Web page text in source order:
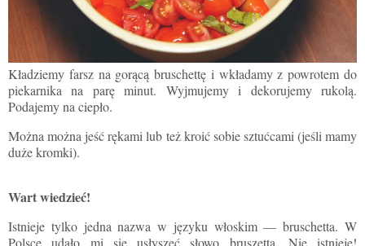
Kładziemy farsz na gorącą bruschettę i wkładamy z powrotem do
piekarnika na parę minut. Wyjmujemy i dekorujemy rukolą.
Podajemy na ciepło.
Możnamożna jeść rękami lub też kroić sobie sztućcami (jeśli mamy
duże kromki).
Wart wiedzieć!
Istnieje tylko jedna nazwa w języku włoskim— bruschetta. W
Polsce udało mi się usłyszeć słowo bruszetta. Nie istnieje!